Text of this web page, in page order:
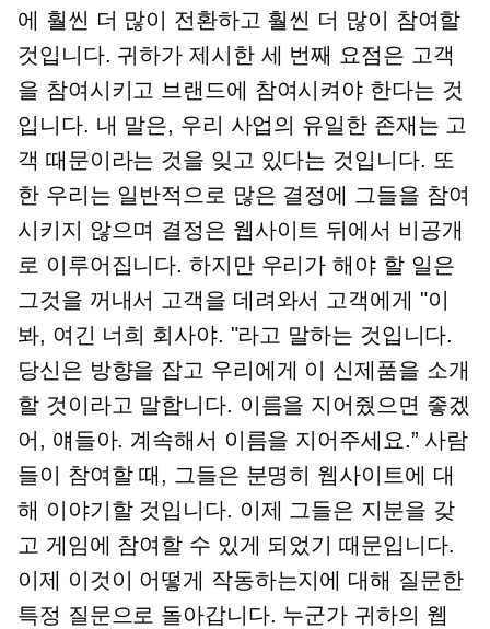
에 훨씬 더 많이 전환하고 훨씬 더 많이 참여할
것입니다. 귀하가 제시한 세 번째 요점은 고객
을 참여시키고 브랜드에 참여시켜야 한다는 것
입니다. 내 말은, 우리 사업의 유일한 존재는 고
객 때문이라는 것을 잊고 있다는 것입니다. 또
한 우리는 일반적으로 많은 결정에 그들을 참여
시키지 않으며 결정은 웹사이트 뒤에서 비공개
로 이루어집니다. 하지만 우리가 해야 할 일은
그것을 꺼내서 고객을 데려와서 고객에게 "이
봐, 여긴 너희 회사야. "라고 말하는 것입니다.
당신은 방향을 잡고 우리에게 이 신제품을 소개
할 것이라고 말합니다. 이름을 지어줬으면 좋겠
어, 얘들아. 계속해서 이름을 지어주세요.” 사람
들이 참여할 때, 그들은 분명히 웹사이트에 대
해 이야기할 것입니다. 이제 그들은 지분을 갖
고 게임에 참여할 수 있게 되었기 때문입니다.
이제 이것이 어떻게 작동하는지에 대해 질문한
특정 질문으로 돌아갑니다. 누군가 귀하의 웹